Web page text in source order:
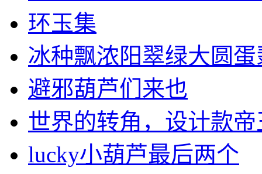
环玉集
冰种飘浓阳翠绿大圆蛋
避邪葫芦们来也
世界的转角，设计款帝
lucky小葫芦最后两个